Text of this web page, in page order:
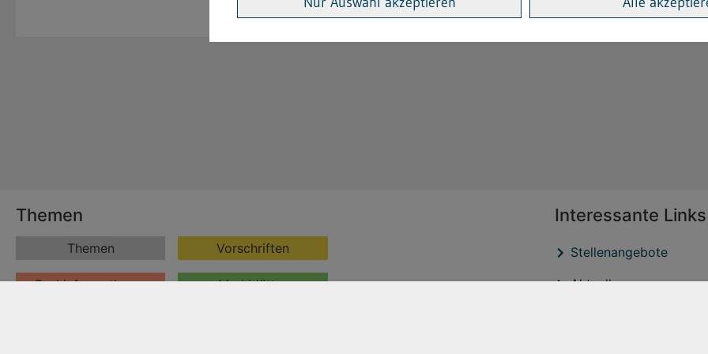
Themen
Themen Vorschriften
Fachinformationen Merkblätter
Interessante Links
Stellenangebote
Aktuelles